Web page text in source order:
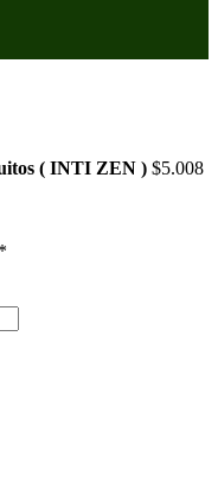
( INTI ZEN ) $5.008
*